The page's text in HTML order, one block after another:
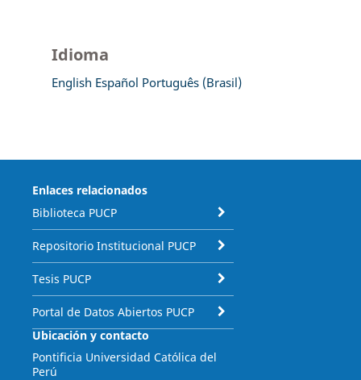
Idioma
English Español Português (Brasil)
Enlaces relacionados
Biblioteca PUCP
Repositorio Institucional PUCP
Tesis PUCP
Portal de Datos Abiertos PUCP
Ubicación y contacto
Pontificia Universidad Católica del
Perú